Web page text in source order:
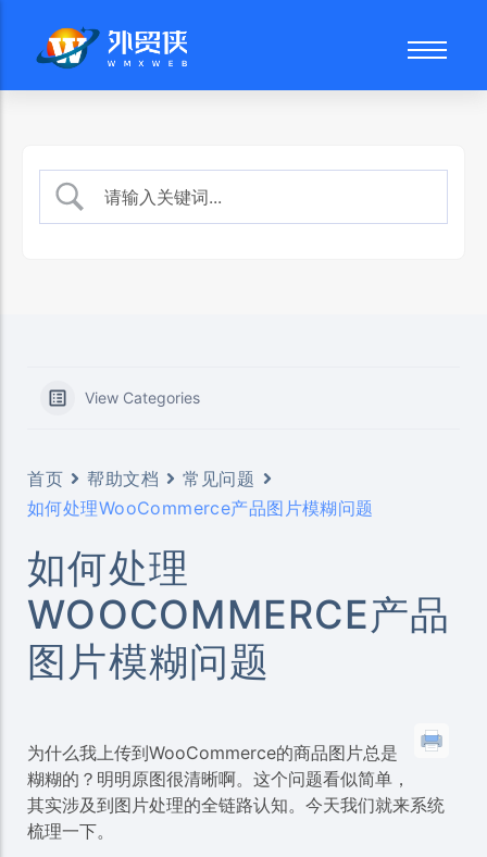
外贸网站建设
SEO文案写作
数字营销顾问
品牌故事
建站流程
常见问题
网站后台
产品管理
文章发布
View Categories
首页 帮助文档
常见问题
如何处理WooCommerce产品图片模糊问题
如何处理
WOOCOMMERCE产品
图片模糊问题
为什么我上传到WooCommerce的商品图片总是
糊糊的？明明原图很清晰啊。这个问题看似简单，
其实涉及到图片处理的全链路认知。今天我们就来系统
梳理一下。